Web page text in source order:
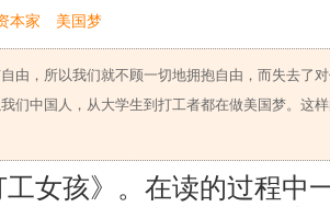
本家 美国梦
由，所以我们就不顾一切地拥抱自由，而失去了
们中国人，从大学生到打工者都在做美国梦。这
女孩》。在读的过程中